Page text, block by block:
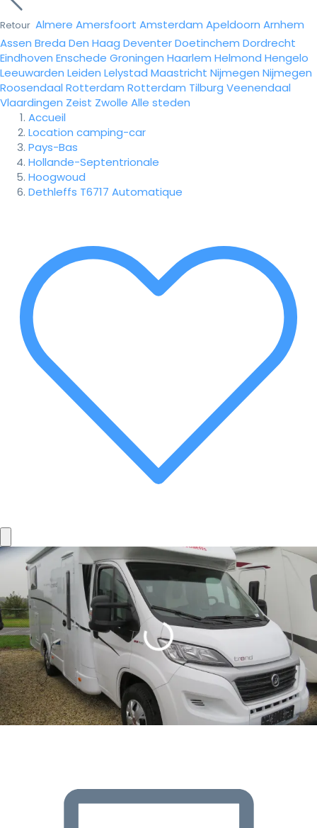
Retour Almere Amersfoort Amsterdam Apeldoorn Arnhem
Assen Breda Den Haag DeventerDoetinchem Dordrecht
Eindhoven Enschede Groningen Haarlem Helmond Hengelo
Leeuwarden Leiden Lelystad Maastricht Nijmegen Nijmegen
Roosendaal Rotterdam Rotterdam Tilburg Veenendaal
Vlaardingen Zeist Zwolle Alle steden
Accueil
Location camping-car
Pays-Bas
Hollande-Septentrionale
Hoogwoud
Dethleffs T6717 Automatique